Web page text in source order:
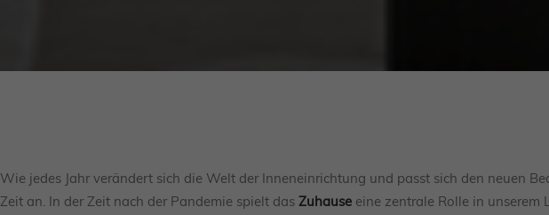
Wie jedes Jahr verändert sich die Welt der Inneneinrichtung und passt sich den neuen
Zeit an. In der Zeit nach der Pandemie spielt das Zuhause eine zentrale Rolle in unserem